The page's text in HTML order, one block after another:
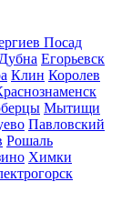
Посад
Дубна Егорьевск
Клин Королев
Мытищи
Павловский
Рошаль
Химки